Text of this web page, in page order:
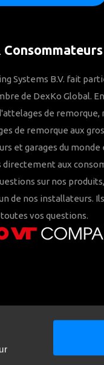
Consommateurs
Systems B.V. fait
de DexKo Global.
de remorque,
de remorque aux
et garages du monde
directement aux
sur nos
de nos installateurs.
vos questions.